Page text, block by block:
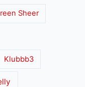
Sheer
Klubbb3